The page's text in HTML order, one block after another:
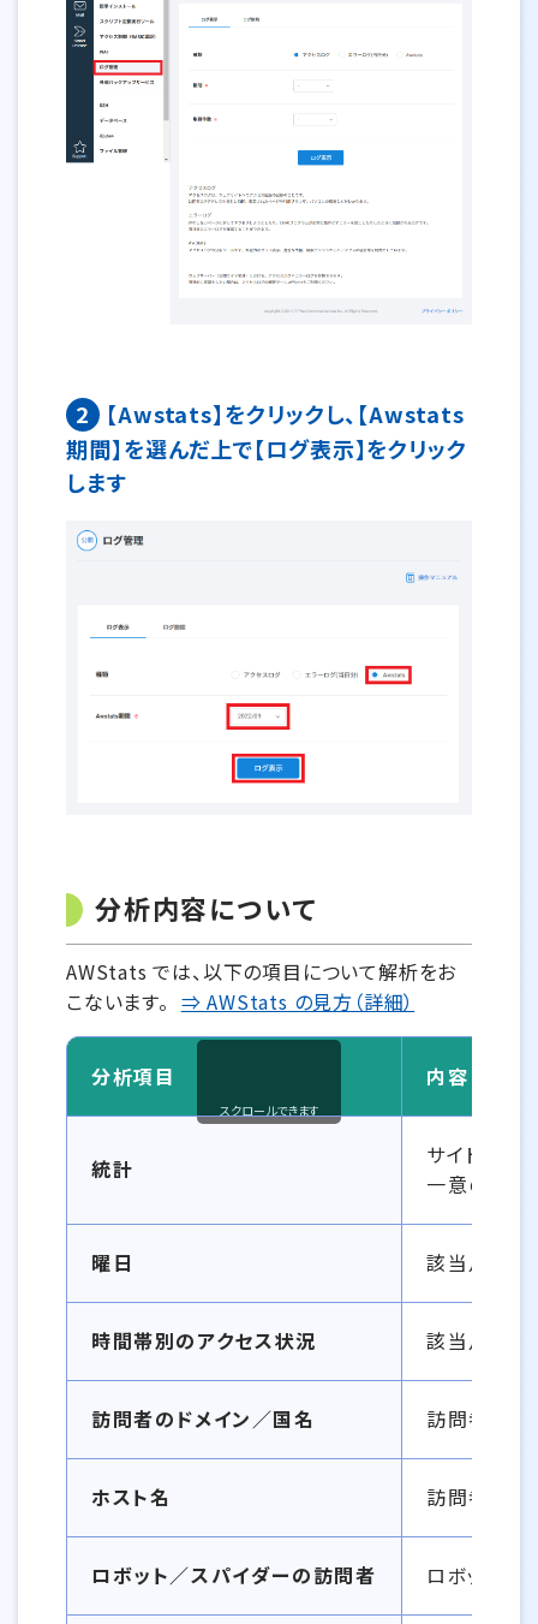
2
【Awstats】をクリックし、【Awstats
期間】を選んだ上で【ログ表示】をクリック
します
分析内容について
AWStats では、以下の項目について解析をお
こないます。 ⇒ AWStats の見方（詳細）
分析内容について情報一覧
分析項目 内容
統計
サイト全体
一意の訪問
曜日 該当月にお
時間帯別のアクセス状況 該当月にお
訪問者のドメイン／国名 訪問者のホ
ホスト名 訪問者のホ
ロボット／スパイダーの訪問者 ロボットの
スクロールできます